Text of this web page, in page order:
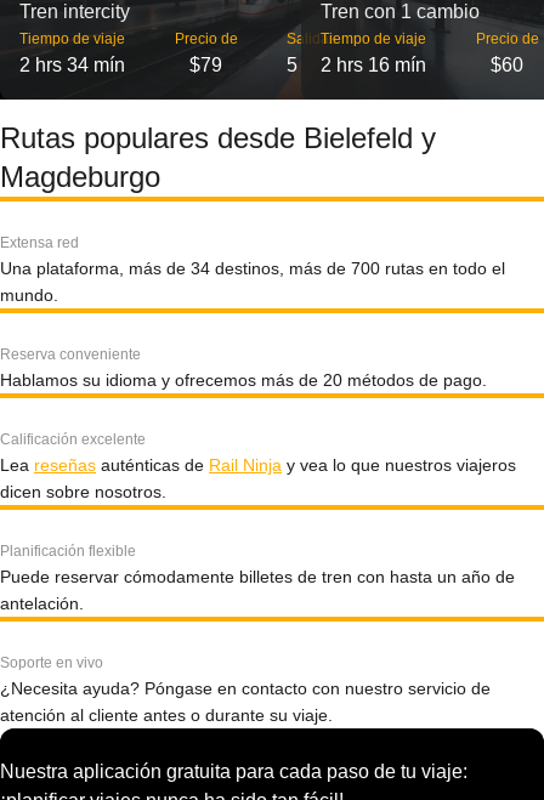
Tren intercity
Tiempo de viaje
2 hrs 34 mín
Precio de
$79
Salidas
5
Tren con 1 cambio
Tiempo de viaje
2 hrs 16 mín
Precio de
$60
Rutas populares desde Bielefeld y
Magdeburgo
Extensa red
Una plataforma, más de 34 destinos, más de 700 rutas en todo el
mundo.
Reserva conveniente
Hablamos su idioma y ofrecemos más de 20 métodos de pago.
Calificación excelente
Lea reseñas auténticas de Rail Ninja y vea lo que nuestros viajeros
dicen sobre nosotros.
Planificación flexible
Puede reservar cómodamente billetes de tren con hasta un año de
antelación.
Soporte en vivo
¿Necesita ayuda? Póngase en contacto con nuestro servicio de
atención al cliente antes o durante su viaje.
Nuestra aplicación gratuita para cada paso de tu viaje: